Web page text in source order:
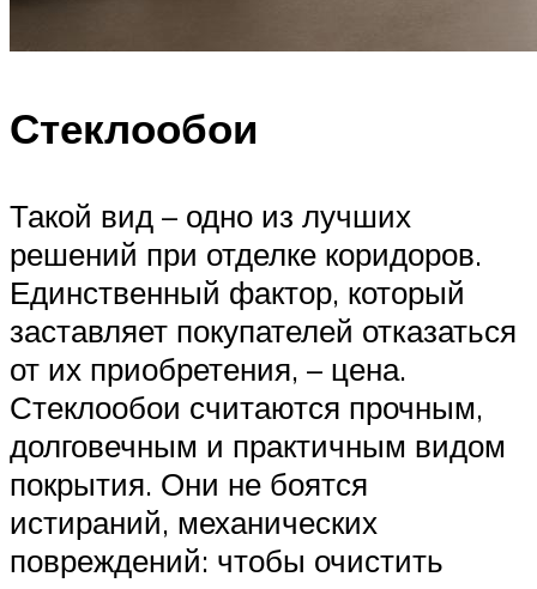
Стеклообои
Такой вид – одно из лучших
решений при отделке коридоров.
Единственный фактор, который
заставляет покупателей отказаться
от их приобретения, – цена.
Стеклообои считаются прочным,
долговечным и практичным видом
покрытия. Они не боятся
истираний, механических
повреждений: чтобы очистить